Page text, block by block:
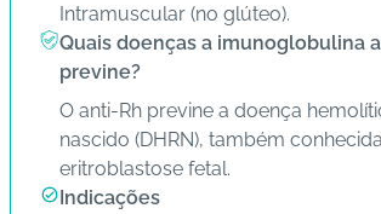
a
n
o
s
d
e
s
Intramuscular (no glúteo).
Quais doenças a imunoglobulina
previne?
O anti-Rh previne a doença
nascido (DHRN), também
eritroblastose fetal.
Indicações